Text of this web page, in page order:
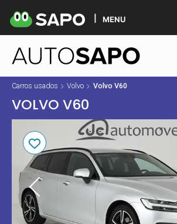
MENU
Carros usados Volvo Volvo V60
VOLVO V60